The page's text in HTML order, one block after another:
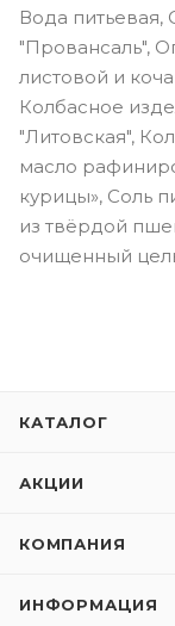
Вода
"Провансаль",
листовой и
Колбасное
"Литовская",
масло
курицы», Соль
из твёрдой
очищенный
КАТАЛОГ
АКЦИИ
КОМПАНИЯ
ИНФОРМАЦИЯ